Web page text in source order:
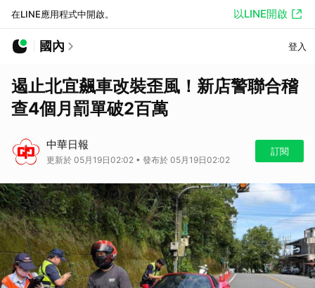
在LINE應用程式中開啟。 以LINE開啟
國內 登入
遏止北宜飆車改裝歪風！新店警聯合稽
查4個月罰單破2百萬
中華日報
更新於 05月19日02:02 • 發布於 05月19日02:02
訂閱